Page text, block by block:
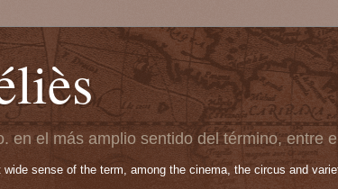
en el más amplio sentido del término, entre
sense of the term, among the cinema, the circus and